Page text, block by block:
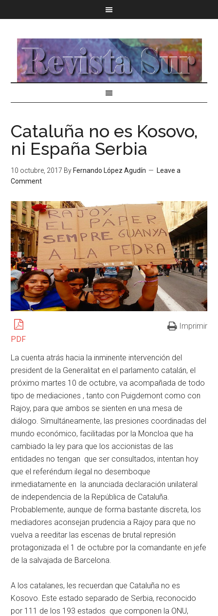
Cataluña no es Kosovo,
ni España Serbia
10 octubre, 2017 By Fernando López Agudín
Leave a
Comment
PDF
Imprimir
La cuenta atrás hacia la inminente intervención del
president de la Generalitat en el parlamento catalán, el
próximo martes 10 de octubre, va acompañada de todo
tipo de mediaciones , tanto con Puigdemont como con
Rajoy, para que ambos se sienten en una mesa de
diálogo. Simultáneamente, las presiones coordinadas del
mundo económico, facilitadas por la Moncloa que ha
cambiado la ley para que los accionistas de las
entidades no tengan que ser consultados, intentan hoy
que el referéndum ilegal no desemboque
inmediatamente en la anunciada declaración unilateral
de independencia de la República de Cataluña.
Probablemente, aunque de forma bastante discreta, los
mediadores aconsejan prudencia a Rajoy para que no
vuelva a reeditar las escenas de brutal represión
protagonizada el 1 de octubre por la comandante en jefe
de la salvajada de Barcelona.
A los catalanes, les recuerdan que Cataluña no es
Kosovo. Este estado separado de Serbia, reconocido
por 111 de los 193 estados que componen la ONU,